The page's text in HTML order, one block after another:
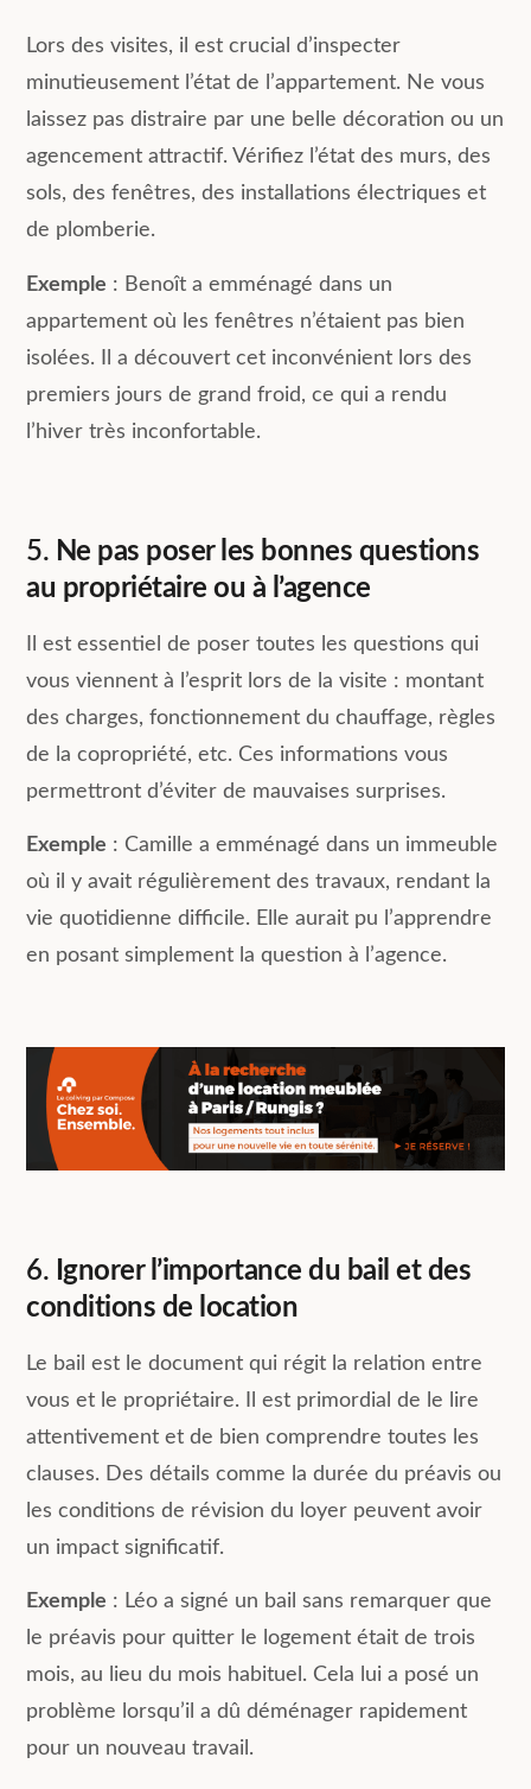
Lors des visites, il est crucial d’inspecter
minutieusement l’état de l’appartement. Ne vous
laissez pas distraire par une belle décoration ou un
agencement attractif. Vérifiez l’état des murs, des
sols, des fenêtres, des installations électriques et
de plomberie.
Exemple : Benoît a emménagé dans un
appartement où les fenêtres n’étaient pas bien
isolées. Il a découvert cet inconvénient lors des
premiers jours de grand froid, ce qui a rendu
l’hiver très inconfortable.
5. Ne pas poser les bonnes questions
au propriétaire ou à l’agence
Il est essentiel de poser toutes les questions qui
vous viennent à l’esprit lors de la visite : montant
des charges, fonctionnement du chauffage, règles
de la copropriété, etc. Ces informations vous
permettront d’éviter de mauvaises surprises.
Exemple : Camille a emménagé dans un immeuble
où il y avait régulièrement des travaux, rendant la
vie quotidienne difficile. Elle aurait pu l’apprendre
en posant simplement la question à l’agence.
6. Ignorer l’importance du bail et des
conditions de location
Le bail est le document qui régit la relation entre
vous et le propriétaire. Il est primordial de le lire
attentivement et de bien comprendre toutes les
clauses. Des détails comme la durée du préavis ou
les conditions de révision du loyer peuvent avoir
un impact significatif.
Exemple : Léo a signé un bail sans remarquer que
le préavis pour quitter le logement était de trois
mois, au lieu du mois habituel. Cela lui a posé un
problème lorsqu’il a dû déménager rapidement
pour un nouveau travail.